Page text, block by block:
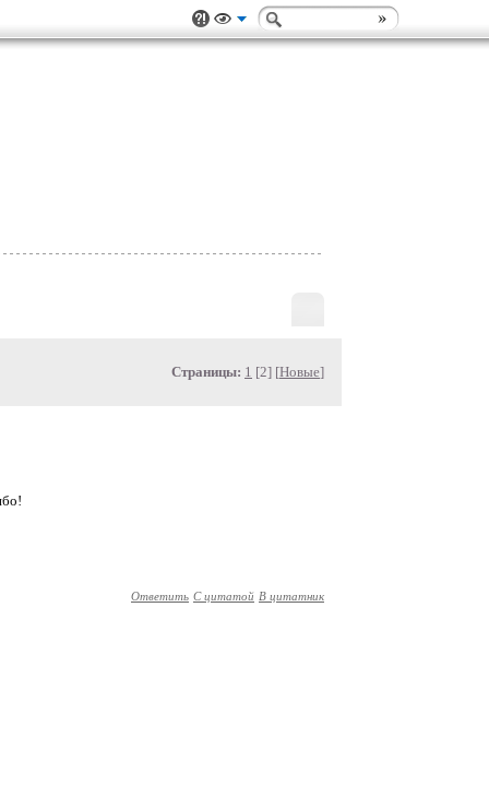
Страницы: 1 [2] [Новые]
Ответить С цитатой В цитатник